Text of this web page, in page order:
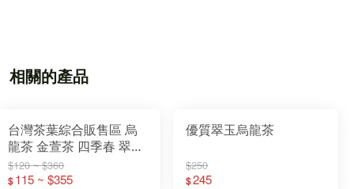
相關的產品
台灣茶葉綜合販售區 烏
龍茶 金萱茶 四季春 翠玉
茶 綠茶 紅茶
$120 ~ $360
$115 ~ $355
優質翠玉烏龍茶
$250
$245